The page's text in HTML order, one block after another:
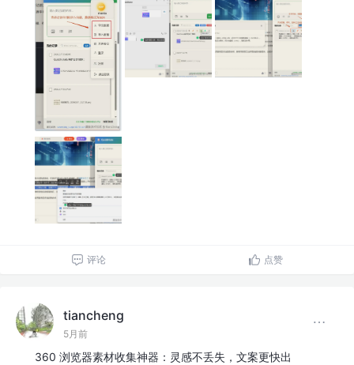
评论 点赞
tiancheng
5月前
360 浏览器素材收集神器：灵感不丢失，文案更快出